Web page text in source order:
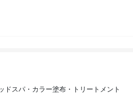
ドスパ・カラー塗布・トリートメント